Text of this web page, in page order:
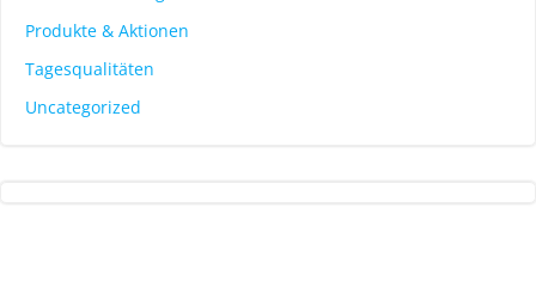
Produkte & Aktionen
Tagesqualitäten
Uncategorized